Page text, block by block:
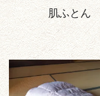
肌ふとん